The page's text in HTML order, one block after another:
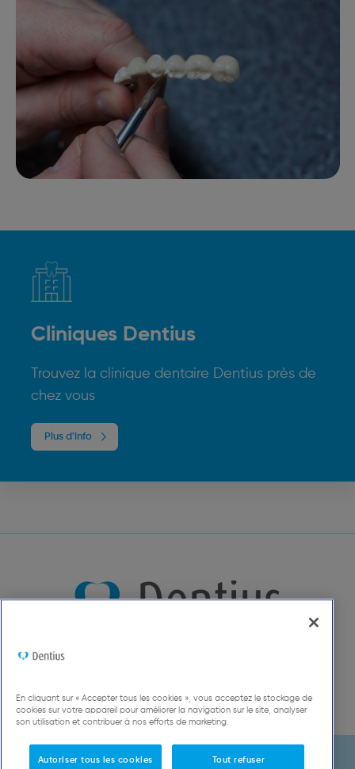
Cliniques Dentius
Trouvez la clinique dentaire Dentius près de
chez vous
Plus d'info
© 2022, Dentius BV, Jan van Gentstraat 7/401, 2000 Anvers
En cliquant sur « Accepter tous les cookies », vous acceptez le stockage de
cookies sur votre appareil pour améliorer la navigation sur le site, analyser
son utilisation et contribuer à nos efforts de marketing.
Autoriser tous les cookies Tout refuser